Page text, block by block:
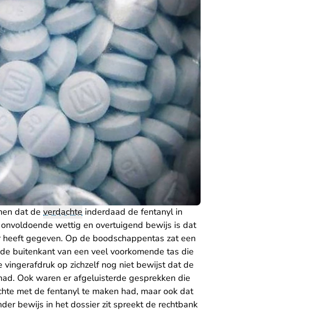
dat de verdachte inderdaad de fentanyl in
wettig en overtuigend bewijs is dat
gegeven. Op de boodschappentas zat een
buitenkant van een veel voorkomende tas die
op zichzelf nog niet bewijst dat de
Ook waren er afgeluisterde gesprekken die
met de fentanyl te maken had, maar ook dat
bewijs in het dossier zit spreekt de rechtbank